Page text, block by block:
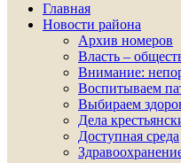
Главная
Новости района
Архив номеров
Власть –
Внимание:
Воспитываем
Выбираем
Дела
Доступная среда